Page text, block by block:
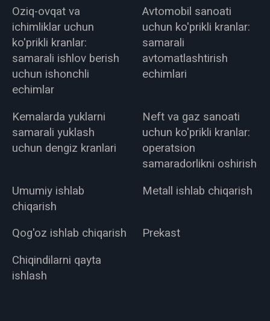
Oziq-ovqat va
ichimliklar uchun
ko'prikli kranlar:
samarali ishlov berish
uchun ishonchli
echimlar
Avtomobil sanoati
uchun ko'prikli kranlar:
samarali
avtomatlashtirish
echimlari
Kemalarda yuklarni
samarali yuklash
uchun dengiz kranlari
Neft va gaz sanoati
uchun ko'prikli kranlar:
operatsion
samaradorlikni oshirish
Umumiy ishlab
chiqarish
Metall ishlab chiqarish
Qog'oz ishlab chiqarish
Prekast
Chiqindilarni qayta
ishlash